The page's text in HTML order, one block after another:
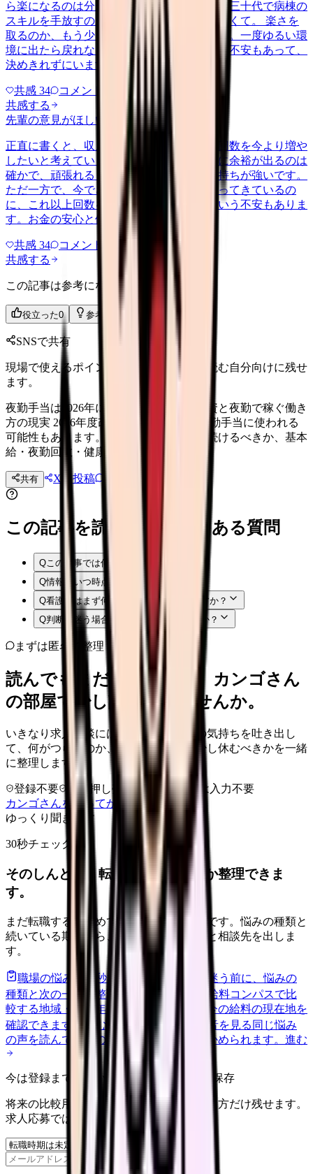
ら楽になるのは分かっています。ただ、まだ三十代で病棟の
スキルを手放すのが惜しい気持ちも、消えなくて。 楽さを
取るのか、もう少し急性期で力をつけるのか。一度ゆるい環
境に出たら戻れなくなるんじゃないかという不安もあって、
決めきれずにいます。考えの整…
共感 34 コメント
共感する
先輩の意見がほしい
yakin 2026/6/19
正直に書くと、収入を増やしたくて夜勤の回数を今より増や
したいと考えています。手当の分だけ生活に余裕が出るのは
確かで、頑張れるうちに稼いでおきたい気持ちが強いです。
ただ一方で、今でさえ明けの回復が遅くなってきているの
に、これ以上回数を重ねて体が持つのかという不安もありま
す。お金の安心と体の安心、ど…
共感 34 コメント
共感する
この記事は参考になりましたか？
役立った0 参考になった
SNSで共有
現場で使えるポイントを、同僚やあとで読む自分向けに残せ
ます。
夜勤手当は2026年に上がる？処遇改善原資と夜勤で稼ぐ働き
方の現実 2026年度改定の賃上げ原資が夜勤手当に使われる
可能性もあります。夜勤で稼ぐ働き方を続けるべきか、基本
給・夜勤回数・健康負担から整理します。
共有 Xに投稿 LINE
この記事を読む前後によくある質問
Qこの記事では何を確認できますか？
Q情報はいつ時点のものですか？
Q看護師はまず何から確認すればよいですか？
Q判断に迷う場合はどうすればよいですか？
まずは匿名で整理
読んでもまだ苦しいなら、カンゴさん
の部屋で少し話してみませんか。
いきなり求人相談には進みません。今の気持ちを吐き出し
て、何がつらいのか、辞めるべきか、少し休むべきかを一緒
に整理します。
登録不要 求人押し売りなし
病院名は入力不要
カンゴさんを知ってから相談する
ゆっくり聞きます
30秒チェック
そのしんどさ、転職すべきサインか整理できま
す。
まだ転職すると決めていなくても大丈夫です。悩みの種類と
続いている期間から、次に見るべき記事と相談先を出しま
す。
職場の悩みを30秒で診断
辞めるべきか迷う前に、悩みの
種類と次の一歩を整理します。 進む
給料コンパスで比
較する地域・経験年数・施設形態から、今の給料の現在地を
確認できます。
進む 匿名掲示板で本音を見る 同じ悩み
の声を読んで、今の職場だけの問題か確かめられます。 進む
今は登録までしない人向け: 希望条件だけ保存
将来の比較用に、転職時期と気になる働き方だけ残せます。
求人応募ではありません。
保存